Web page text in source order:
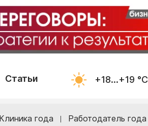
Статьи +18...+19 °С
Клиника года Работодатель года